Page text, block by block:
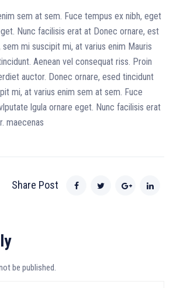
sem at sem. Fuce tempus ex nibh, eget
Nunc facilisis erat at Donec ornare, est
mi suscipit mi, at varius enim Mauris
Aenean vel consequat riss. Proin
auctor. Donec ornare, esed tincidunt
mi, at varius enim sem at sem. Fuce
lgula ornare eget. Nunc facilisis erat
maecenas
Share Post
be published.